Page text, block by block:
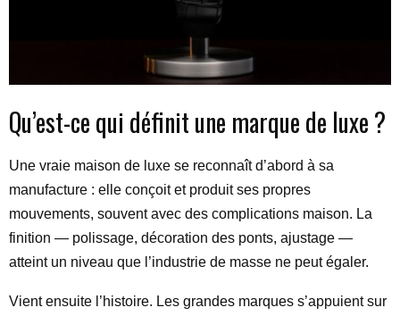
Qu’est-ce qui définit une marque de luxe ?
Une vraie maison de luxe se reconnaît d’abord à sa
manufacture : elle conçoit et produit ses propres
mouvements, souvent avec des complications maison. La
finition — polissage, décoration des ponts, ajustage —
atteint un niveau que l’industrie de masse ne peut égaler.
Vient ensuite l’histoire. Les grandes marques s’appuient sur